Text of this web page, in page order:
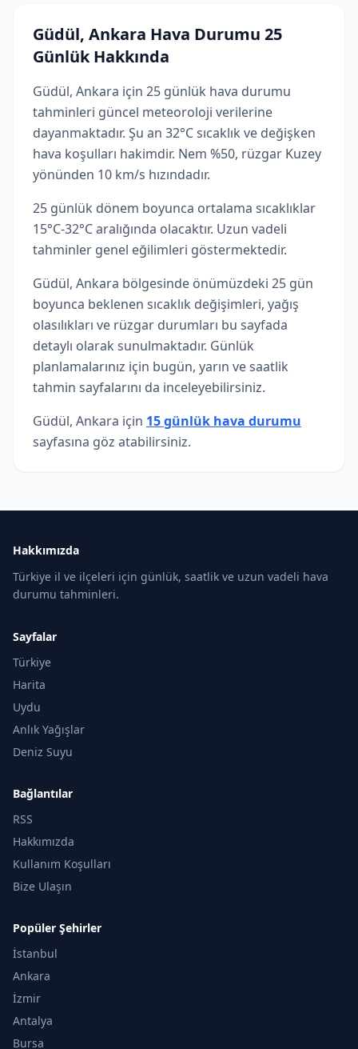
Güdül, Ankara Hava Durumu 25
Günlük Hakkında
Güdül, Ankara için 25 günlük hava durumu
tahminleri güncel meteoroloji verilerine
dayanmaktadır. Şu an 32°C sıcaklık ve değişken
hava koşulları hakimdir. Nem %50, rüzgar Kuzey
yönünden 10 km/s hızındadır.
25 günlük dönem boyunca ortalama sıcaklıklar
15°C-32°C aralığında olacaktır. Uzun vadeli
tahminler genel eğilimleri göstermektedir.
Güdül, Ankara bölgesinde önümüzdeki 25 gün
boyunca beklenen sıcaklık değişimleri, yağış
olasılıkları ve rüzgar durumları bu sayfada
detaylı olarak sunulmaktadır. Günlük
planlamalarınız için bugün, yarın ve saatlik
tahmin sayfalarını da inceleyebilirsiniz.
Güdül, Ankara için 15 günlük hava durumu
sayfasına göz atabilirsiniz.
Hakkımızda
Türkiye il ve ilçeleri için günlük, saatlik ve uzun vadeli hava
durumu tahminleri.
Sayfalar
Türkiye
Harita
Uydu
Anlık Yağışlar
Deniz Suyu
Bağlantılar
RSS
Hakkımızda
Kullanım Koşulları
Bize Ulaşın
Popüler Şehirler
İstanbul
Ankara
İzmir
Antalya
Bursa